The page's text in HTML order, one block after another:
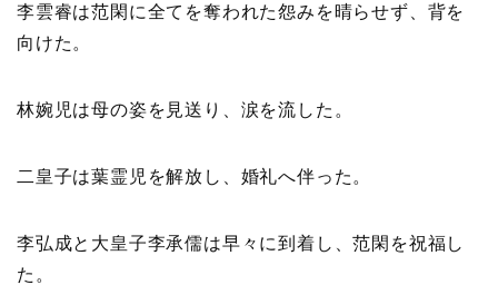
李雲睿は范閑に全てを奪われた怨みを晴らせず、背を
向けた。
林婉児は母の姿を見送り、涙を流した。
二皇子は葉霊児を解放し、婚礼へ伴った。
李弘成と大皇子李承儒は早々に到着し、范閑を祝福し
た。